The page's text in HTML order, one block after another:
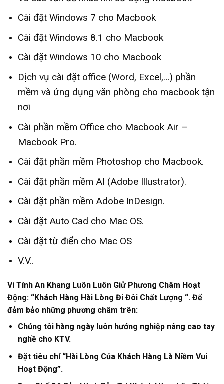
Cài đặt Windows 7 cho Macbook
Cài đặt Windows 8.1 cho Macbook
Cài đặt Windows 10 cho Macbook
Dịch vụ cài đặt office (Word, Excel,…) phần
mềm và ứng dụng văn phòng cho macbook tận
nơi
Cài phần mềm Office cho Macbook Air –
Macbook Pro.
Cài đặt phần mềm Photoshop cho Macbook.
Cài đặt phần mềm AI (Adobe Illustrator).
Cài đặt phần mềm Adobe InDesign.
Cài đặt Auto Cad cho Mac OS.
Cài đặt từ điển cho Mac OS
V.V..
Vi Tính An Khang Luôn Luôn Giử Phương Châm Hoạt
Động: “Khách Hàng Hài Lòng Đi Đôi Chất Lượng “. Để
đảm bảo những phương châm trên:
Chúng tôi hàng ngày luôn hướng nghiệp nâng cao tay
nghề cho KTV.
Đặt tiêu chí “Hài Lòng Của Khách Hàng Là Niềm Vui
Hoạt Động”.